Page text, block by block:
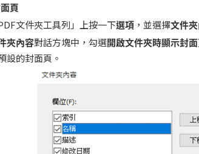
頁
文件夾工具列」上按一下選項，並選擇文件
夾內容對話方塊中，勾選開啟文件夾時顯示封
設的封面頁。